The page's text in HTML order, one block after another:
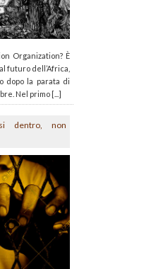
Organization? È
futuro dell’Africa,
dopo la parata di
Nel primo [...]
dentro, non